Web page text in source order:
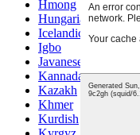
Hmong
Hungarian
Icelandic
Igbo
Javanese
Kannada
Kazakh
Khmer
Kurdish